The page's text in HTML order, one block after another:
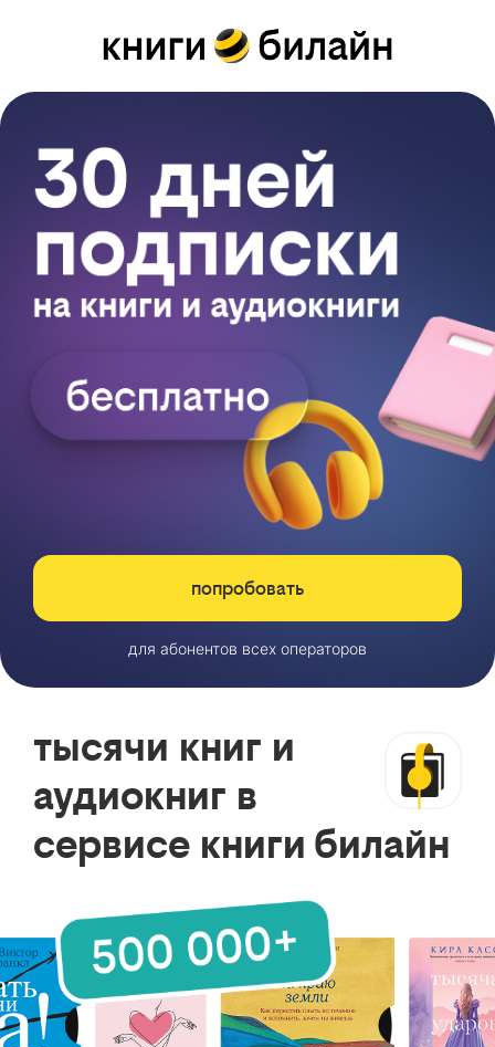
попробовать
для абонентов всех операторов
тысячи книг и
аудиокниг в
сервисе книги билайн